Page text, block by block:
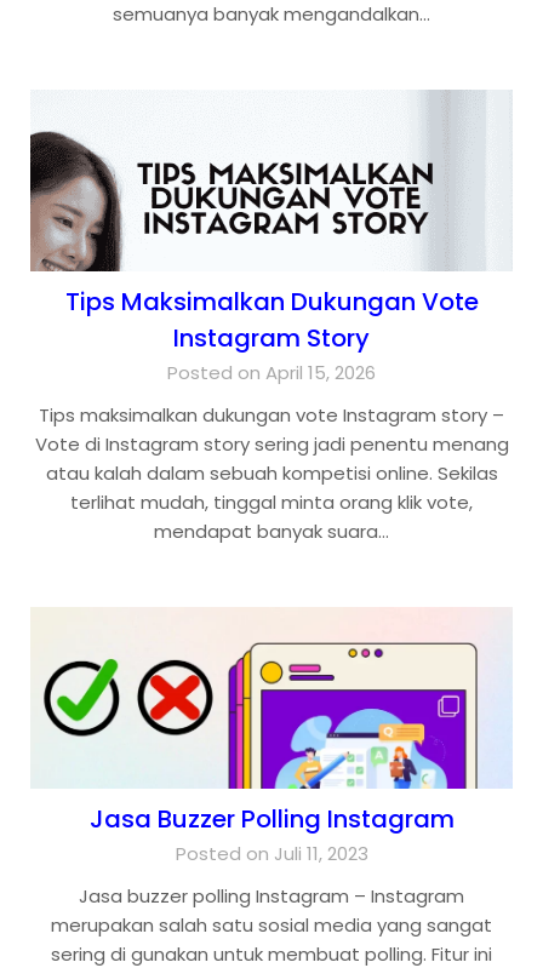
semuanya banyak mengandalkan…
Tips Maksimalkan Dukungan Vote
Instagram Story
Posted on April 15, 2026
Tips maksimalkan dukungan vote Instagram story –
Vote di Instagram story sering jadi penentu menang
atau kalah dalam sebuah kompetisi online. Sekilas
terlihat mudah, tinggal minta orang klik vote,
mendapat banyak suara…
Jasa Buzzer Polling Instagram
Posted on Juli 11, 2023
Jasa buzzer polling Instagram – Instagram
merupakan salah satu sosial media yang sangat
sering di gunakan untuk membuat polling. Fitur ini